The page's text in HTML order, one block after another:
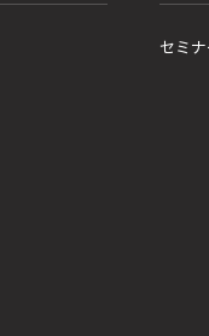
セミ